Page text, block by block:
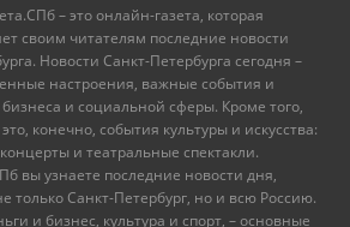
– это онлайн-газета, которая
своим читателям последние новости
Новости Санкт-Петербурга сегодня –
настроения, важные события и
и социальной сферы. Кроме того,
конечно, события культуры и искусства:
и театральные спектакли.
вы узнаете последние новости дня,
только Санкт-Петербург, но и всю Россию.
и бизнес, культура и спорт, – основные